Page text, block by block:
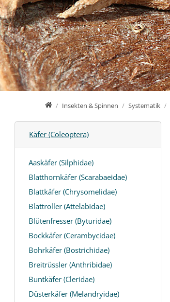
HomeInsekten & Spinnen Systematik
Käfer (Coleoptera)
Aaskäfer (Silphidae)
Blatthornkäfer (Scarabaeidae)
Blattkäfer (Chrysomelidae)
Blattroller (Attelabidae)
Blütenfresser (Byturidae)
Bockkäfer (Cerambycidae)
Bohrkäfer (Bostrichidae)
Breitrüssler (Anthribidae)
Buntkäfer (Cleridae)
Düsterkäfer (Melandryidae)